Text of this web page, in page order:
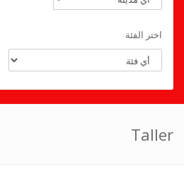
اختر الفئة
Taller